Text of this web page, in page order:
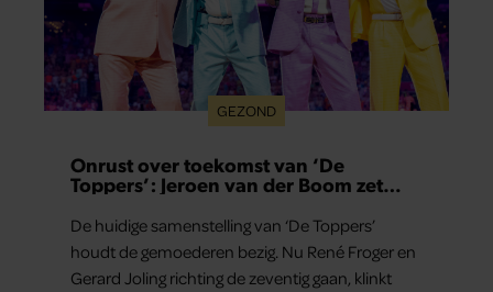
GEZOND
Onrust over toekomst van ‘De
Toppers’: Jeroen van der Boom zet
De huidige samenstelling van ‘De Toppers’
houdt de gemoederen bezig. Nu René Froger en
Gerard Joling richting de zeventig gaan, klinkt